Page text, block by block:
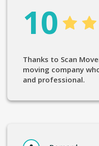
10
Thanks to Scan
moving company
and professional.